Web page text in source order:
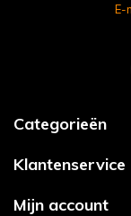
E-
Categorieën
Klantenservice
Mijn account